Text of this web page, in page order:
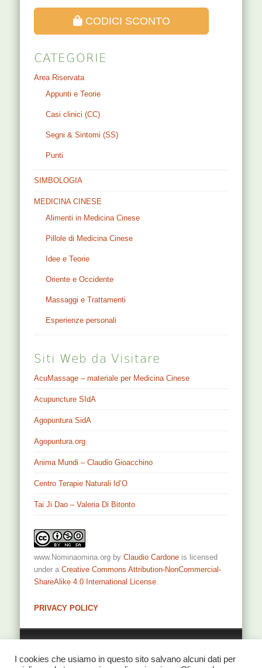
CODICI SCONTO
CATEGORIE
Area Riservata
Appunti e Teorie
Casi clinici (CC)
Segni & Sintomi (SS)
Punti
SIMBOLOGIA
MEDICINA CINESE
Alimenti in Medicina Cinese
Pillole di Medicina Cinese
Idee e Teorie
Oriente e Occidente
Massaggi e Trattamenti
Esperienze personali
Siti Web da Visitare
AcuMassage – materiale per Medicina Cinese
Acupuncture SIdA
Agopuntura SidA
Agopuntura.org
Anima Mundi – Claudio Gioacchino
Centro Terapie Naturali Id’O
Tai Ji Dao – Valeria Di Bitonto
www.Nominaomina.org byClaudio Cardone is licensed
under aCreative Commons Attribution-NonCommercial-
ShareAlike 4.0 International License.
PRIVACY POLICY
I cookies che usiamo in questo sito salvano alcuni dati per